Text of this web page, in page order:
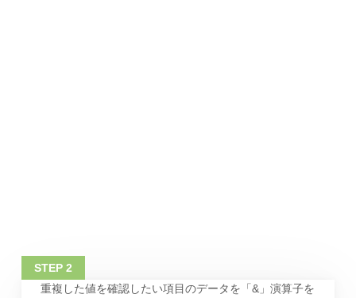
重複した値を確認したい項目のデータを「&」演算子を